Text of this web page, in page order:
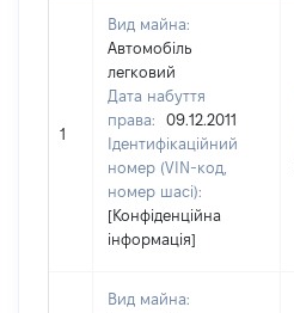
1
Вид майна:
Автомобіль
легковий
Дата набуття
права:
09.12.2011
Ідентифікаційний
номер (VIN-код,
номер шасі):
[Конфіденційна
інформація]
Вид майна: